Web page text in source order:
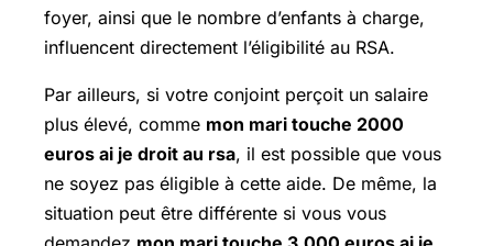
foyer, ainsi que le nombre d’enfants à charge,
influencent directement l’éligibilité au RSA.
Par ailleurs, si votre conjoint perçoit un salaire
plus élevé, comme mon mari touche 2000
euros ai je droit au rsa, il est possible que vous
ne soyez pas éligible à cette aide. De même, la
situation peut être différente si vous vous